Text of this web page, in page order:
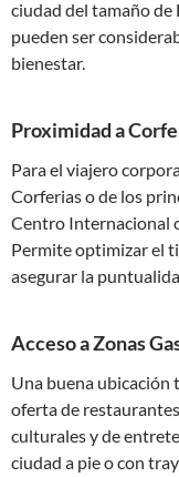
ciudad del tamaño
pueden ser
bienestar.
Proximidad a
Para el viajero
Corferias o de los
Centro Internacional
Permite optimizar el
asegurar la
Acceso a Zonas
Una buena ubicación
oferta de
culturales y de
ciudad a pie o con